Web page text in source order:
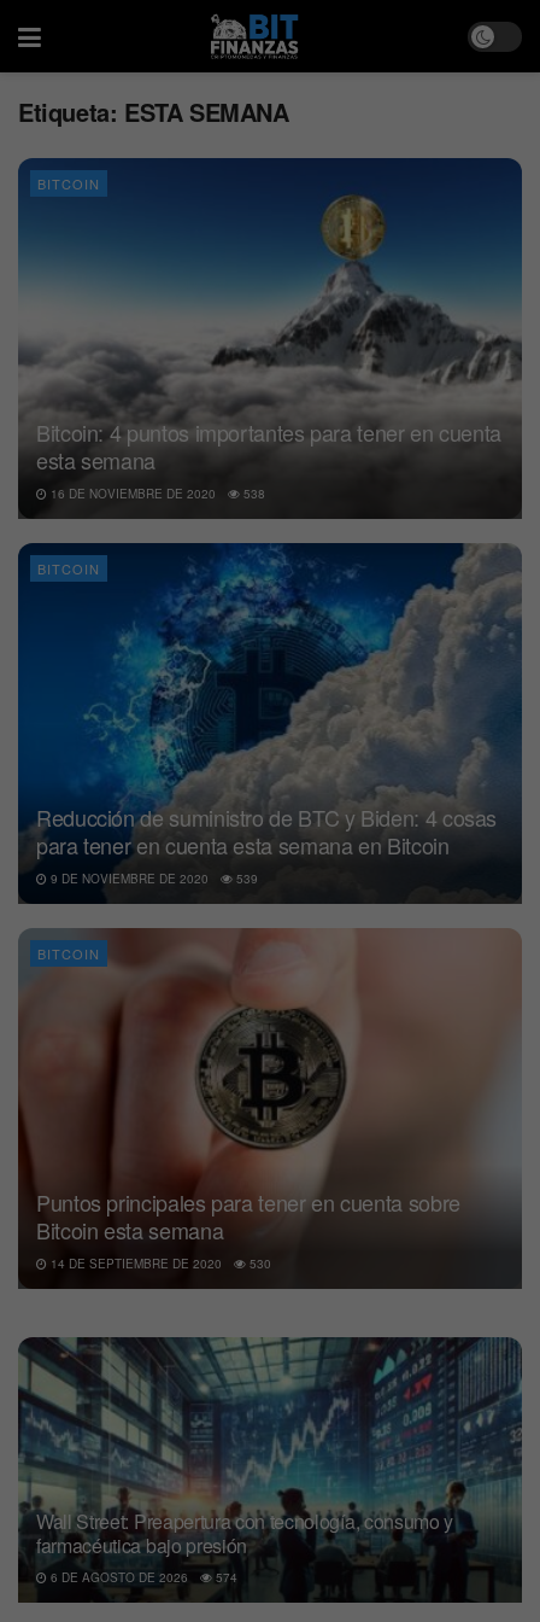
Etiqueta: ESTA SEMANA
BITCOIN
Bitcoin: 4 puntos importantes para tener en cuenta
esta semana
16 DE NOVIEMBRE DE 2020 538
BITCOIN
Reducción de suministro de BTC y Biden: 4 cosas
para tener en cuenta esta semana en Bitcoin
9 DE NOVIEMBRE DE 2020 539
BITCOIN
Puntos principales para tener en cuenta sobre
Bitcoin esta semana
14 DE SEPTIEMBRE DE 2020 530
Wall Street: Preapertura con tecnología, consumo y
farmacéutica bajo presión
6 DE AGOSTO DE 2026 574